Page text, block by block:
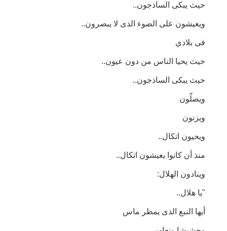
حيث يبكى الساذجون..
ويعيشون على الضوء الذى لا يبصرون..
فى بلادي
حيث يحيا الناس من دون عيون..
حيث يبكى الساذجون..
ويصلّون
ويزنون
ويحيون اتكال..
منذ أن كانوا يعيشون اتكال..
وينادون الهلال:
"يا هلال..
أيها النبع الذى يمطر ماس